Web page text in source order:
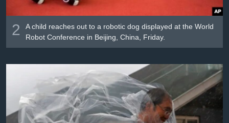
2
A child reaches out to a robotic dog displayed at the World
Robot Conference in Beijing, China, Friday.